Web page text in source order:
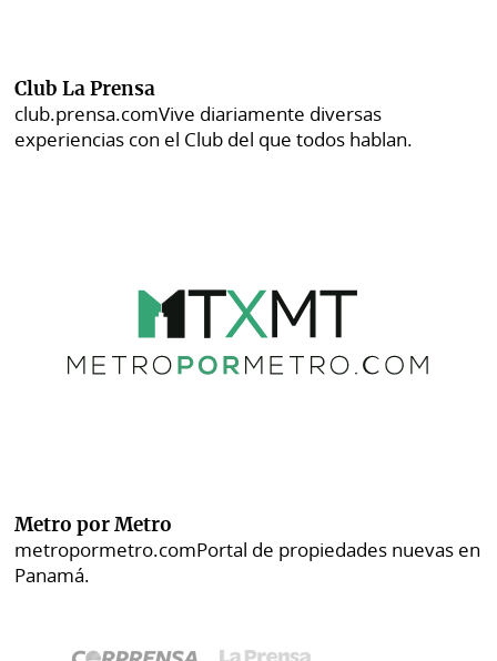
Club La Prensa
club.prensa.comVive diariamente diversas
experiencias con el Club del que todos hablan.
Metro por Metro
metropormetro.comPortal de propiedades nuevas en
Panamá.